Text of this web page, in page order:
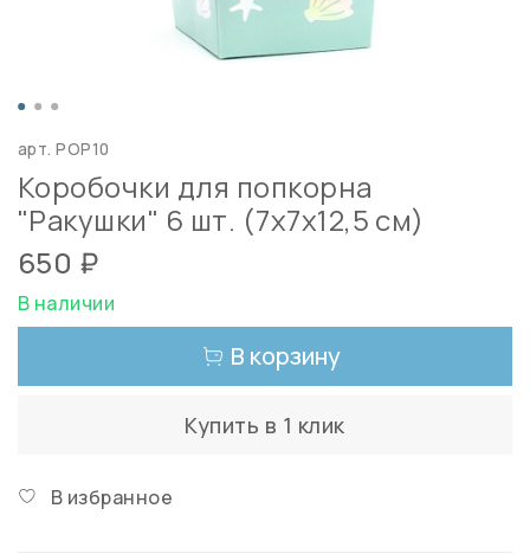
арт.POP10
Коробочки для попкорна
"Ракушки" 6 шт. (7х7х12,5 см)
650 ₽
В наличии
В корзину
Купить в 1 клик
В избранное